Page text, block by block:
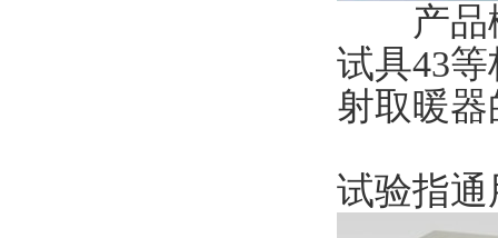
产品概
试具43
射取暖
试验指